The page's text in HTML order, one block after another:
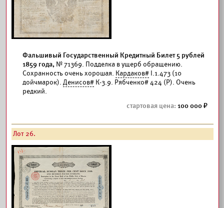
Фальшивый Государственный Кредитный Билет 5 рублей
1859 года, № 71369. Подделка в ущерб обращению.
Сохранность очень хорошая. Кардаков# I.1.473 (10
дойчмарок). Денисов# К-3.9. Рябченко# 424 (Р). Очень
редкий.
100 000
Лот 26.